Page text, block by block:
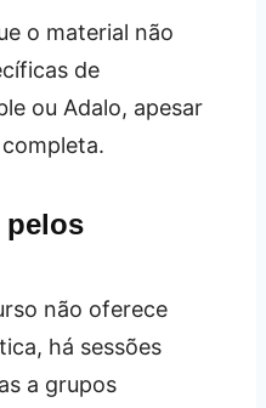
o material não
de
ou Adalo, apesar
não oferece
há sessões
a grupos